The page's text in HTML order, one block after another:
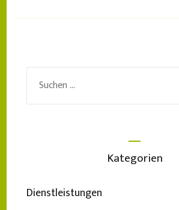
Suchen
Kategorien
Dienstleistungen